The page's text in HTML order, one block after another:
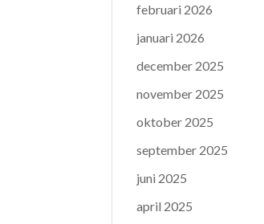
februari 2026
januari 2026
december 2025
november 2025
oktober 2025
september 2025
juni 2025
april 2025